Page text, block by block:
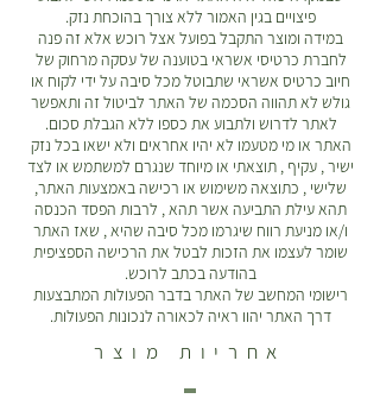
פיצויים בגין האמור ללא צורך בהוכחת נזק.
במידה ומוצר התקבל בפועל אצל רוכש אלא זה פנה
לחברת כרטיסי אשראי בטוענה של עסקה מרחוק של
חיוב כרטיס אשראי שתבוטל מכל סיבה על ידי לקוח או
גולש לא תהווה הסכמה של האתר לביטול זה ותאפשר
לאתר לדרוש ולתבוע את כספו ללא הגבלת סכום.
האתר או מי מטעמו לא יהיו אחראים ולא ישאו בכל נזק
ישיר , עקיף , תוצאתי או מיוחד שנגרם למשתמש או לצד
שלישי , כתוצאה משימוש או רכישה באמצעות האתר,
תהא עילת התביעה אשר תהא , לרבות הפסד הכנסה
ו/או מניעת רווח שיגרמו מכל סיבה שהיא , שאז האתר
שומר לעצמו את הזכות לבטל את הרכישה הספציפית
בהודעה בכתב לרוכש.
רישומי המחשב של האתר בדבר הפעולות המתבצעות
דרך האתר יהוו ראיה לכאורה לנכונות הפעולות.
אחריות מוצר